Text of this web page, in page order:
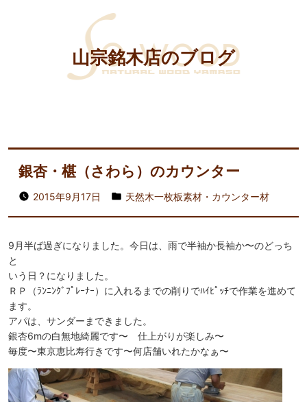
山宗銘木店のブログ
銀杏・椹（さわら）のカウンター
2015年9月17日 天然木一枚板素材・カウンター材
9月半ば過ぎになりました。今日は、雨で半袖か長袖か〜のどっち
と
いう日？になりました。
ＲＰ（ﾗﾝﾆﾝｸﾞﾌﾟﾚｰﾅｰ）に入れるまでの削りでﾊｲﾋﾟｯﾁで作業を進めて
ます。
アパは、サンダーまできました。
銀杏6mの白無地綺麗です〜 仕上がりが楽しみ〜
毎度〜東京恵比寿行きです〜何店舗いれたかなぁ〜